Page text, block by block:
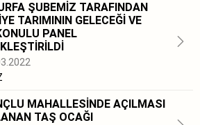
ŞUBEMİZ TARAFINDAN
TARIMININ GELECEĞİ VE
PANEL
MAHALLESİNDE AÇILMASI
TAŞ OCAĞI